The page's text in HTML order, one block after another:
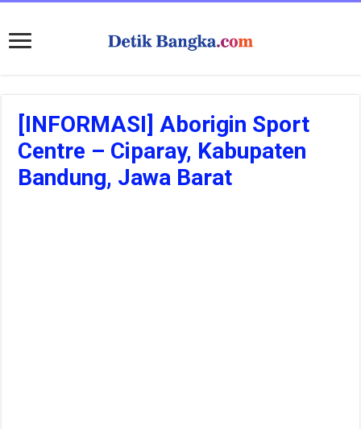
[INFORMASI] Aborigin Sport
Centre – Ciparay, Kabupaten
Bandung, Jawa Barat